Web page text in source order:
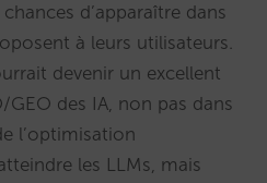
d’apparaître dans
à leurs utilisateurs.
devenir un excellent
des IA, non pas dans
l’optimisation
les LLMs, mais